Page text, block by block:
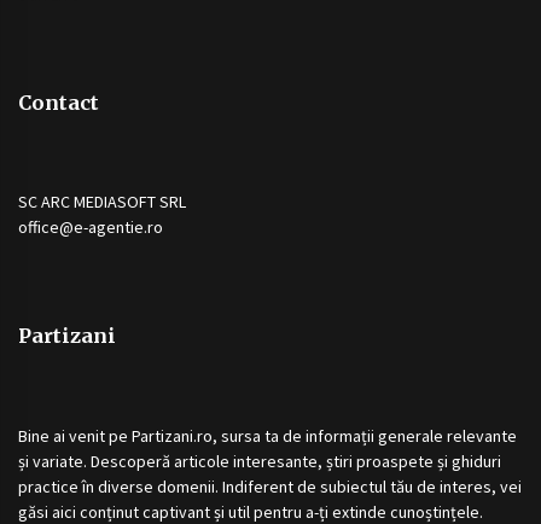
Contact
SC ARC MEDIASOFT SRL
office@e-agentie.ro
Partizani
Bine ai venit pe Partizani.ro, sursa ta de informații generale relevante
și variate. Descoperă articole interesante, știri proaspete și ghiduri
practice în diverse domenii. Indiferent de subiectul tău de interes, vei
găsi aici conținut captivant și util pentru a-ți extinde cunoștințele.